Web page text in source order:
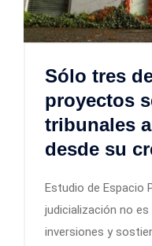
Sólo tres
proyectos
tribunales
desde su
Estudio de Espacio
judicialización no
inversiones y